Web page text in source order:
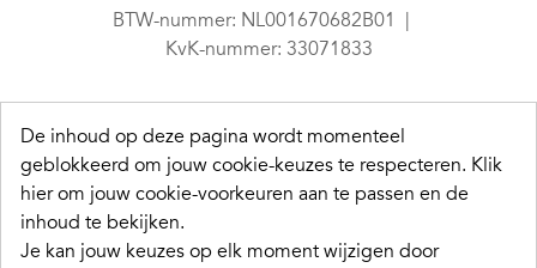
BTW-nummer: NL001670682B01
KvK-nummer: 33071833
De inhoud op deze pagina wordt momenteel
geblokkeerd om jouw cookie-keuzes te respecteren. Klik
hier om jouw cookie-voorkeuren aan te passen en de
inhoud te bekijken.
Je kan jouw keuzes op elk moment wijzigen door